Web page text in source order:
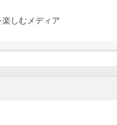
しむメディア